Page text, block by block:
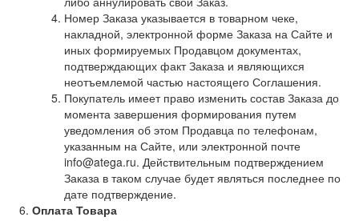
Номер Заказа указывается в товарном чеке,
накладной, электронной форме Заказа на Сайте и
иных формируемых Продавцом документах,
подтверждающих факт Заказа и являющихся
неотъемлемой частью настоящего Соглашения.
Покупатель имеет право изменить состав Заказа до
момента завершения формирования путем
уведомления об этом Продавца по телефонам,
указанным на Сайте, или электронной почте
info@atega.ru. Действительным подтверждением
Заказа в таком случае будет являться последнее по
дате подтверждение.
Оплата Товара